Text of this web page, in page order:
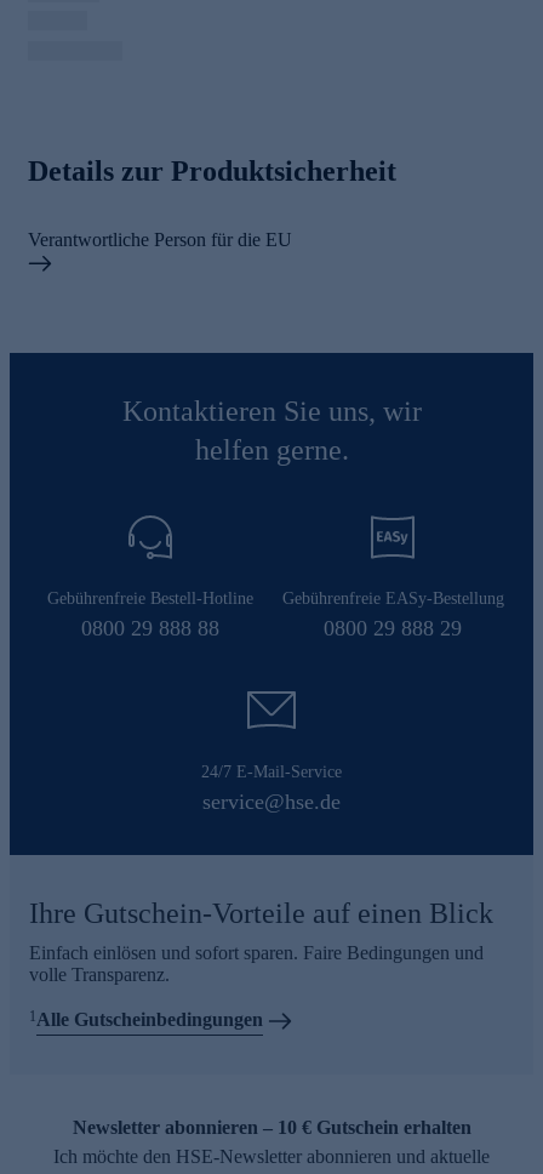
Details zur Produktsicherheit
Verantwortliche Person für die EU
Kontaktieren Sie uns, wir
helfen gerne.
Gebührenfreie Bestell-Hotline
0800 29 888 88
Gebührenfreie EASy-Bestellung
0800 29 888 29
24/7 E-Mail-Service
service@hse.de
Ihre Gutschein-Vorteile auf einen Blick
Einfach einlösen und sofort sparen. Faire Bedingungen und
volle Transparenz.
1 Alle Gutscheinbedingungen
Newsletter abonnieren – 10 € Gutschein erhalten
Ich möchte den HSE-Newsletter abonnieren und aktuelle